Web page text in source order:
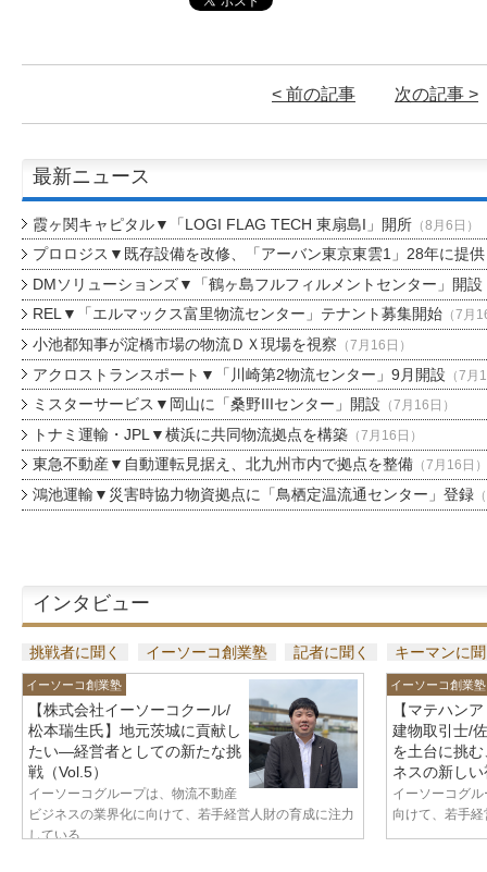
< 前の記事 次の記事 >
最新ニュース
霞ヶ関キャピタル▼「LOGI FLAG TECH 東扇島I」開所（8月6日）
プロロジス▼既存設備を改修、「アーバン東京東雲1」28年に提供
DMソリューションズ▼「鶴ヶ島フルフィルメントセンター」開設
REL▼「エルマックス富里物流センター」テナント募集開始（7月
小池都知事が淀橋市場の物流ＤＸ現場を視察 （7月16日）
アクロストランスポート▼「川崎第2物流センター」9月開設 （7月
ミスターサービス▼岡山に「桑野IIIセンター」開設 （7月16日）
トナミ運輸・JPL▼横浜に共同物流拠点を構築（7月16日）
東急不動産▼自動運転見据え、北九州市内で拠点を整備（7月16日）
鴻池運輸▼災害時協力物資拠点に「鳥栖定温流通センター」登録
インタビュー
挑戦者に聞く イーソーコ創業塾 記者に聞く キーマンに
イーソーコ創業塾
【株式会社イーソーコクール/
松本瑞生氏】地元茨城に貢献し
たい—経営者としての新たな挑
戦（Vol.5）
イーソーコグループは、物流不動産
ビジネスの業界化に向けて、若手経営人財の育成に注力
している...
イーソーコ創業塾
【マテハン
建物取引士/
を土台に挑
ネスの新し
イーソーコグ
向けて、若手